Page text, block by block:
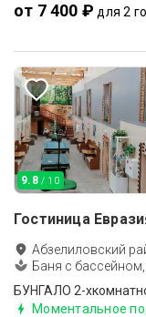
от 7 400 ₽ для 2
9.8 / 10
Гостиница
Абзелиловский
Баня с
БУНГАЛО 2-
Моментальное